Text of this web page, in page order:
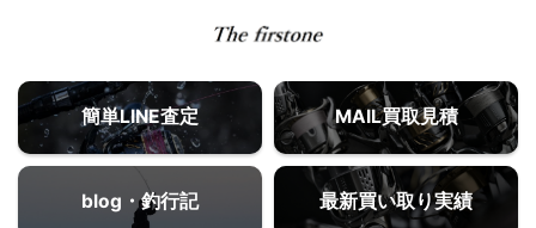
簡単LINE査定 MAIL買取見積
blog・釣行記 最新買い取り実績